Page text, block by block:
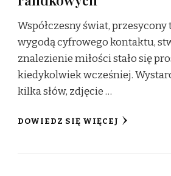
Współczesny świat,
wygodą cyfrowego kontaktu,
znalezienie miłości stało się
kiedykolwiek wcześniej.
kilka słów, zdjęcie …
DOWIEDZ SIĘ WIĘCEJ